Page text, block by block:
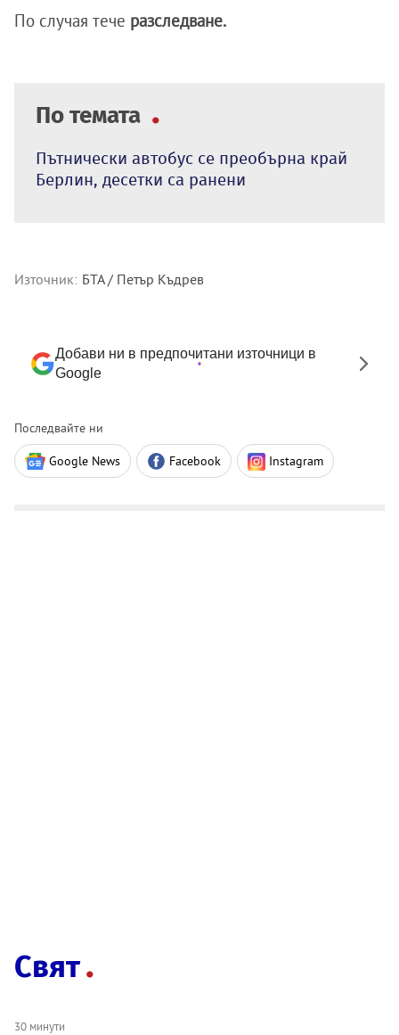
По случая тече разследване.
По темата
Пътнически автобус се преобърна край
Берлин, десетки са ранени
Източник: БТА / Петър Къдрев
Добави ни в предпочитани източници в
Google
Последвайте ни
Google News Facebook Instagram
Свят
30 минути